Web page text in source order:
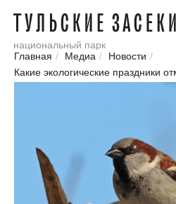
национальный парк
Главная / Медиа / Новости /
Какие экологические праздники